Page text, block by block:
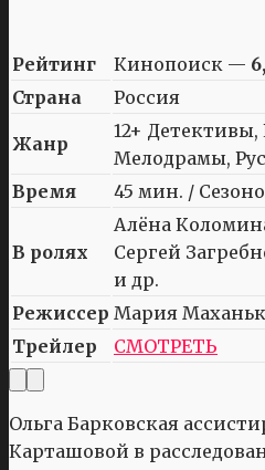
Рейтинг Кинопоиск —
Страна
Россия
Жанр
12+
Мелодрамы,
Время
45 мин. /
В ролях
Алёна
Сергей
и др.
Режиссер Мария
Трейлер
СМОТРЕТЬ
Ольга Барковская
Карташовой в